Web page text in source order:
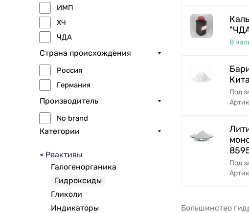
ИМП
ХЧ
ЧДА
Страна происхождения
Россия
Германия
Производитель
No brand
Категории
Реактивы
Галогенорганика
Гидроксиды
Гликоли
Индикаторы
В
Под
Под
Большинство